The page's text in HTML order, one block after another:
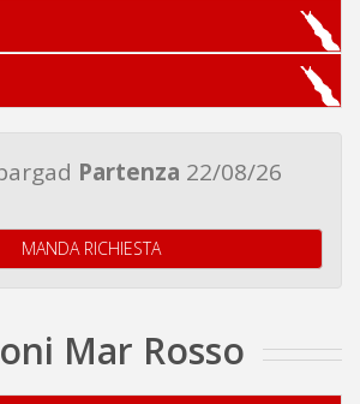
Partenza 22/08/26
MANDA RICHIESTA
Mar Rosso